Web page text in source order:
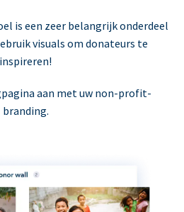
is een zeer belangrijk onderdeel
visuals om donateurs te
inspireren!
aan met uw non-profit-
branding.